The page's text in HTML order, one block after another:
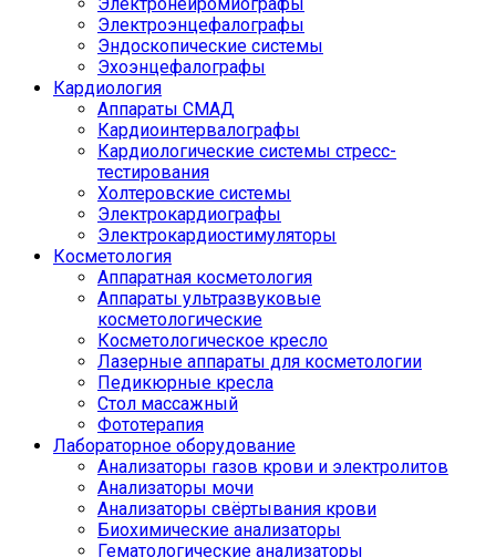
Электроэнцефалографы
Эндоскопические системы
Эхоэнцефалографы
Кардиология
Аппараты СМАД
Кардиоинтервалографы
Кардиологические системы стресс-
тестирования
Холтеровские системы
Электрокардиографы
Электрокардиостимуляторы
Косметология
Аппаратная косметология
Аппараты ультразвуковые
косметологические
Косметологическое кресло
Лазерные аппараты для косметологии
Педикюрные кресла
Стол массажный
Фототерапия
Лабораторное оборудование
Анализаторы газов крови и электролитов
Анализаторы мочи
Анализаторы свёртывания крови
Биохимические анализаторы
Гематологические анализаторы